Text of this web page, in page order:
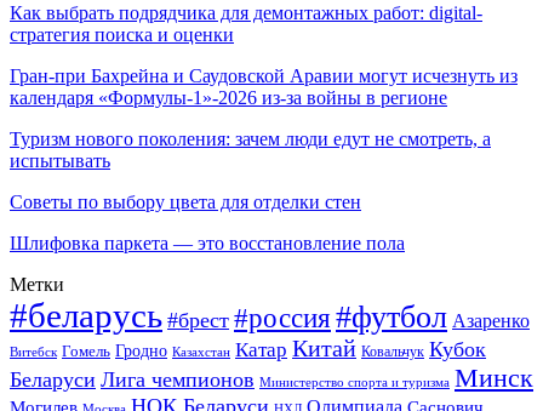
Как выбрать подрядчика для демонтажных работ: digital-
стратегия поиска и оценки
Гран-при Бахрейна и Саудовской Аравии могут исчезнуть из
календаря «Формулы-1»-2026 из-за войны в регионе
Туризм нового поколения: зачем люди едут не смотреть, а
испытывать
Советы по выбору цвета для отделки стен
Шлифовка паркета — это восстановление пола
Метки
#беларусь #брест #россия#футбол Азаренко
Витебск Гомель Гродно Казахстан Катар Китай Ковальчук Кубок
Беларуси Лига чемпионов Министерство спорта и туризма Минск
НОК Беларуси Олимпиада